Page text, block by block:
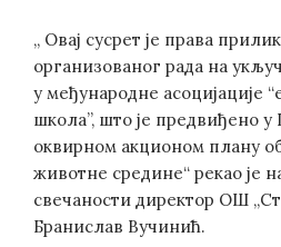
„ Овај сусрет је права
организованог рада на
у међународне асоцијације
школа”, што је предвиђено
оквирном акционом плану
животне средине“ рекао је
свечаности директор ОШ
Бранислав Вучинић.